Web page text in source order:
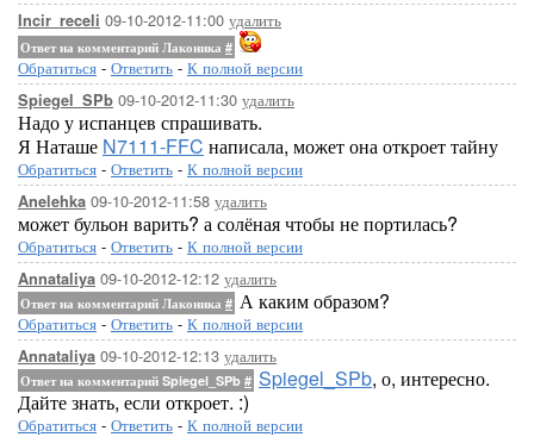
Incir_receli 09-10-2012-11:00 удалить
Ответ на комментарий Лаконика #
Обратиться - Ответить - К полной версии
Spiegel_SPb 09-10-2012-11:30 удалить
Надо у испанцев спрашивать.
Я Наташе N7111-FFC написала, может она откроет тайну
Обратиться - Ответить - К полной версии
Anelehka 09-10-2012-11:58 удалить
может бульон варить? а солёная чтобы не портилась?
Обратиться - Ответить - К полной версии
Annataliya 09-10-2012-12:12 удалить
Ответ на комментарий Лаконика # А каким образом?
Обратиться - Ответить - К полной версии
Annataliya 09-10-2012-12:13 удалить
Ответ на комментарий Spiegel_SPb # Spiegel_SPb, о, интересно.
Дайте знать, если откроет. :)
Обратиться - Ответить - К полной версии